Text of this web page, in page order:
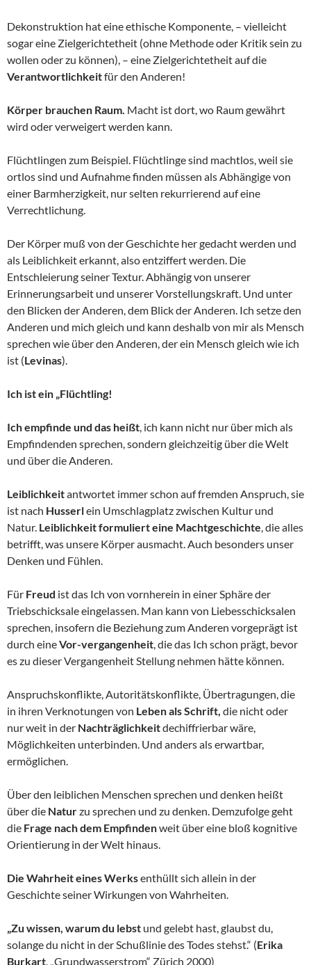
Dekonstruktion hat eine ethische Komponente, – vielleicht
sogar eine Zielgerichtetheit (ohne Methode oder Kritik sein zu
wollen oder zu können), – eine Zielgerichtetheit auf die
Verantwortlichkeitfür den Anderen!
Körper brauchen Raum. Macht ist dort, wo Raum gewährt
wird oder verweigert werden kann.
Flüchtlingen zum Beispiel. Flüchtlinge sind machtlos, weil sie
ortlos sind und Aufnahme finden müssen als Abhängige von
einer Barmherzigkeit, nur selten rekurrierend auf eine
Verrechtlichung.
Der Körper muß von der Geschichte her gedacht werden und
als Leiblichkeit erkannt, also entziffert werden. Die
Entschleierung seiner Textur. Abhängig von unserer
Erinnerungsarbeit und unserer Vorstellungskraft. Und unter
den Blicken der Anderen, dem Blick der Anderen. Ich setze den
Anderen und mich gleich und kann deshalb von mir als Mensch
sprechen wie über den Anderen, der ein Mensch gleich wie ich
ist (Levinas).
Ich ist ein „Flüchtling!
Ich empfinde und das heißt, ich kann nicht nur über mich als
Empfindenden sprechen, sondern gleichzeitig über die Welt
und über die Anderen.
Leiblichkeitantwortet immer schon auf fremden Anspruch, sie
ist nach Husserlein Umschlagplatz zwischen Kultur und
Natur. Leiblichkeit formuliert eine Machtgeschichte, die alles
betrifft, was unsere Körper ausmacht. Auch besonders unser
Denken und Fühlen.
Für Freud ist das Ich von vornherein in einer Sphäre der
Triebschicksale eingelassen. Man kann von Liebesschicksalen
sprechen, insofern die Beziehung zum Anderen vorgeprägt ist
durch eineVor-vergangenheit, die das Ich schon prägt, bevor
es zu dieser Vergangenheit Stellung nehmen hätte können.
Anspruchskonflikte, Autoritätskonflikte, Übertragungen, die
in ihren Verknotungen von Leben alsSchrift, die nicht oder
nur weit in der Nachträglichkeitdechiffrierbar wäre,
Möglichkeiten unterbinden. Und anders als erwartbar,
ermöglichen.
Über den leiblichen Menschen sprechen und denken heißt
über die Naturzu sprechen und zu denken. Demzufolge geht
die Frage nach dem Empfindenweit über eine bloß kognitive
Orientierung in der Welt hinaus.
Die Wahrheit eines Werksenthüllt sich allein in der
Geschichte seiner Wirkungen von Wahrheiten.
„Zu wissen, warum du lebst und gelebt hast, glaubst du,
solange du nicht in der Schußlinie des Todes stehst.“ (Erika
Burkart, „Grundwasserstrom“ Zürich 2000)